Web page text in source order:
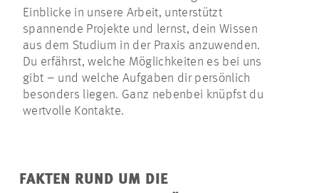
Einblicke in unsere Arbeit, unterstützt
spannende Projekte und lernst, dein Wissen
aus dem Studium in der Praxis anzuwenden.
Du erfährst, welche Möglichkeiten es bei uns
gibt – und welche Aufgaben dir persönlich
besonders liegen. Ganz nebenbei knüpfst du
wertvolle Kontakte.
FAKTEN RUND UM DIE